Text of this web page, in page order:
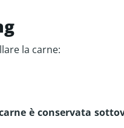
la carne:
è conservata